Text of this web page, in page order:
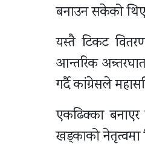
बनाउन सकेको
यस्तै टिकट
आन्तरिक
गर्दै कांग्रेसले
एकढिक्का
खड्काको नेतृत्वमा